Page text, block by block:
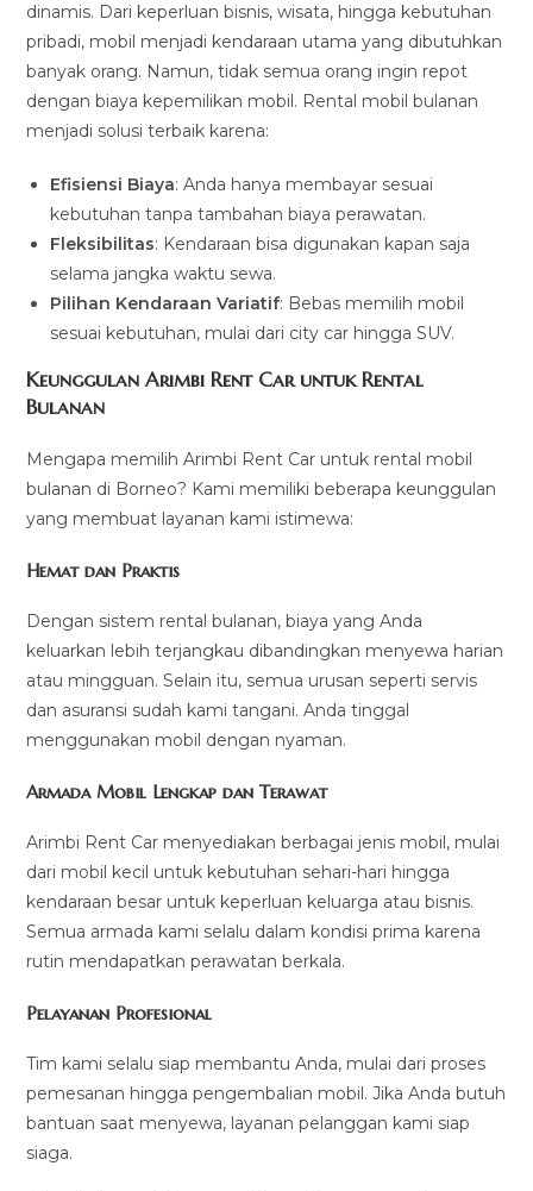
dinamis. Dari keperluan bisnis, wisata, hingga kebutuhan
pribadi, mobil menjadi kendaraan utama yang dibutuhkan
banyak orang. Namun, tidak semua orang ingin repot
dengan biaya kepemilikan mobil. Rental mobil bulanan
menjadi solusi terbaik karena:
Efisiensi Biaya: Anda hanya membayar sesuai
kebutuhan tanpa tambahan biaya perawatan.
Fleksibilitas: Kendaraan bisa digunakan kapan saja
selama jangka waktu sewa.
Pilihan Kendaraan Variatif: Bebas memilih mobil
sesuai kebutuhan, mulai dari city car hingga SUV.
Keunggulan Arimbi Rent Car untuk Rental
Bulanan
Mengapa memilih Arimbi Rent Car untuk rental mobil
bulanan di Borneo? Kami memiliki beberapa keunggulan
yang membuat layanan kami istimewa:
Hemat dan Praktis
Dengan sistem rental bulanan, biaya yang Anda
keluarkan lebih terjangkau dibandingkan menyewa harian
atau mingguan. Selain itu, semua urusan seperti servis
dan asuransi sudah kami tangani. Anda tinggal
menggunakan mobil dengan nyaman.
Armada Mobil Lengkap dan Terawat
Arimbi Rent Car menyediakan berbagai jenis mobil, mulai
dari mobil kecil untuk kebutuhan sehari-hari hingga
kendaraan besar untuk keperluan keluarga atau bisnis.
Semua armada kami selalu dalam kondisi prima karena
rutin mendapatkan perawatan berkala.
Pelayanan Profesional
Tim kami selalu siap membantu Anda, mulai dari proses
pemesanan hingga pengembalian mobil. Jika Anda butuh
bantuan saat menyewa, layanan pelanggan kami siap
siaga.